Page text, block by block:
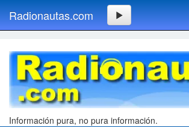
Radionautas.com
Información pura, no pura información.